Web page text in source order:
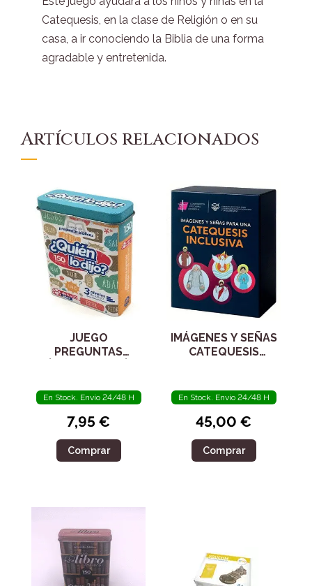
Catequesis, en la clase de Religión o en su
casa, a ir conociendo la Biblia de una forma
agradable y entretenida.
Artículos relacionados
JUEGO
PREGUNTAS
En Stock. Envío 24/48 H
7,95 €
Comprar
IMÁGENES Y SEÑAS
CATEQUESIS
En Stock. Envío 24/48 H
45,00 €
Comprar